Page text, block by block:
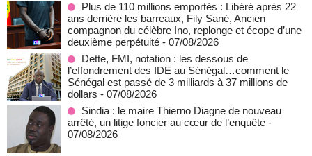
Plus de 110 millions emportés : Libéré après 22
ans derrière les barreaux, Fily Sané, Ancien
compagnon du célèbre Ino, replonge et écope d’une
deuxième perpétuité - 07/08/2026
Dette, FMI, notation : les dessous de
l’effondrement des IDE au Sénégal…comment le
Sénégal est passé de 3 milliards à 37 millions de
dollars - 07/08/2026
Sindia : le maire Thierno Diagne de nouveau
arrêté, un litige foncier au cœur de l’enquête -
07/08/2026